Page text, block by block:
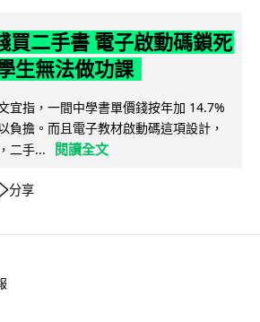
買二手書 電子啟動碼鎖死
生無法做功課
宜指，一間中學書單價錢按年加 14.7%
負擔。而且電子教材啟動碼這項設計，
二手...
閱讀全文
分享